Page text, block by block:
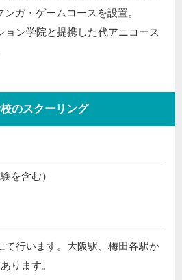
ガ・ゲームコースを設置。
ョン学院と提携した代アニコース
のスクーリング
を含む）
て行います。大阪駅、梅田各駅か
ります。